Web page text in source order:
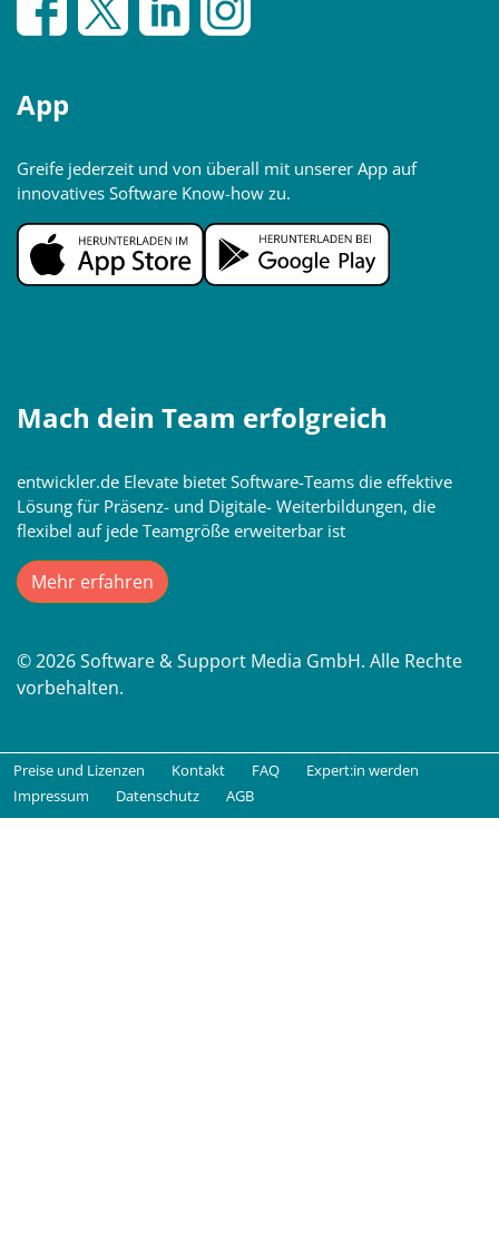
App
Greife jederzeit und von überall mit unserer App auf
innovatives Software Know-how zu.
Mach dein Team erfolgreich
entwickler.de Elevate bietet Software-Teams die effektive
Lösung für Präsenz- und Digitale- Weiterbildungen, die
flexibel auf jede Teamgröße erweiterbar ist
Mehr erfahren
© 2026 Software & Support Media GmbH. Alle Rechte
vorbehalten.
Preise und Lizenzen Kontakt FAQ
Expert:in werden
Impressum
Datenschutz AGB